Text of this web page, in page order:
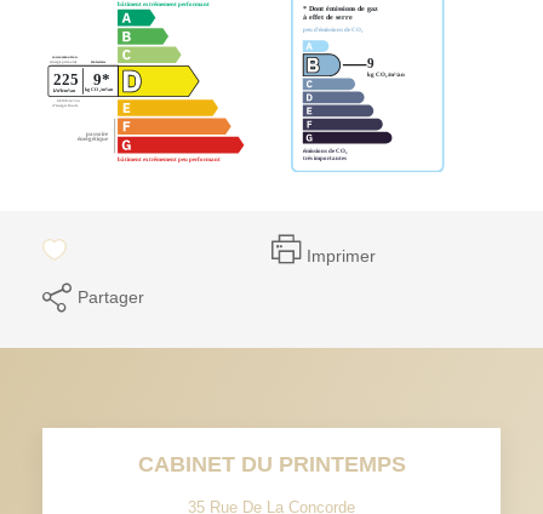
Imprimer
Partager
CABINET DU PRINTEMPS
35 Rue De La Concorde